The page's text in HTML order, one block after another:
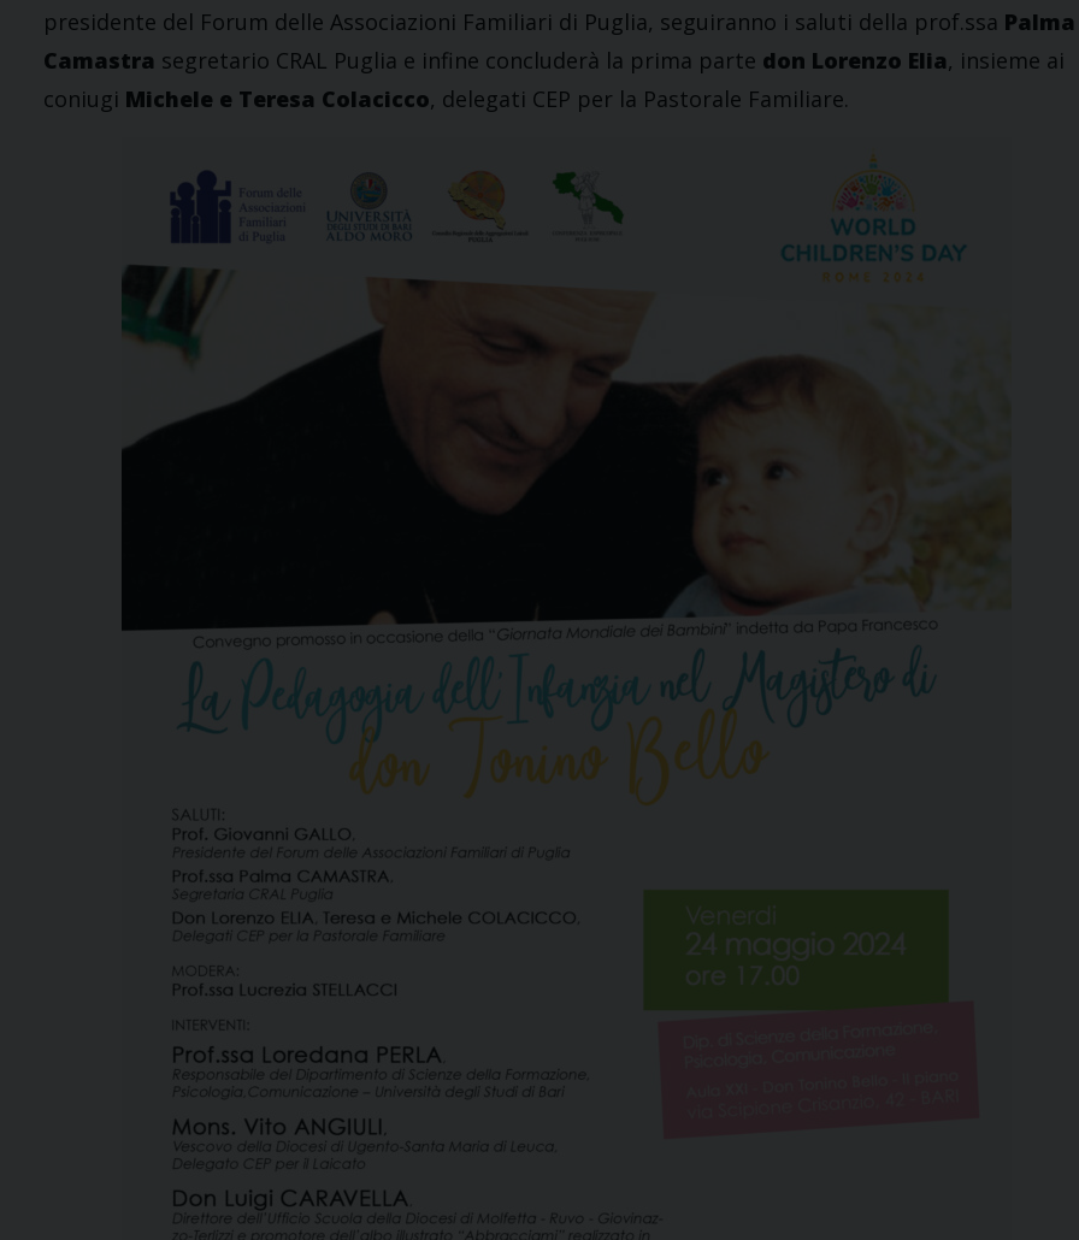
presidente del Forum delle Associazioni Familiari di Puglia, seguiranno i saluti della prof.ssa Palma
Camastra segretario CRAL Puglia e infine concluderà la prima parte don Lorenzo Elia, insieme ai
coniugi Michele e Teresa Colacicco, delegati CEP per la Pastorale Familiare.